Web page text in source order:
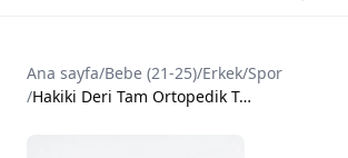
Ana sayfa/Bebe (21-25)/Erkek/Spor
/
Hakiki Deri Tam Ortopedik Taban ve Bilek Destekli Bebe Ayakkabı Lacivert